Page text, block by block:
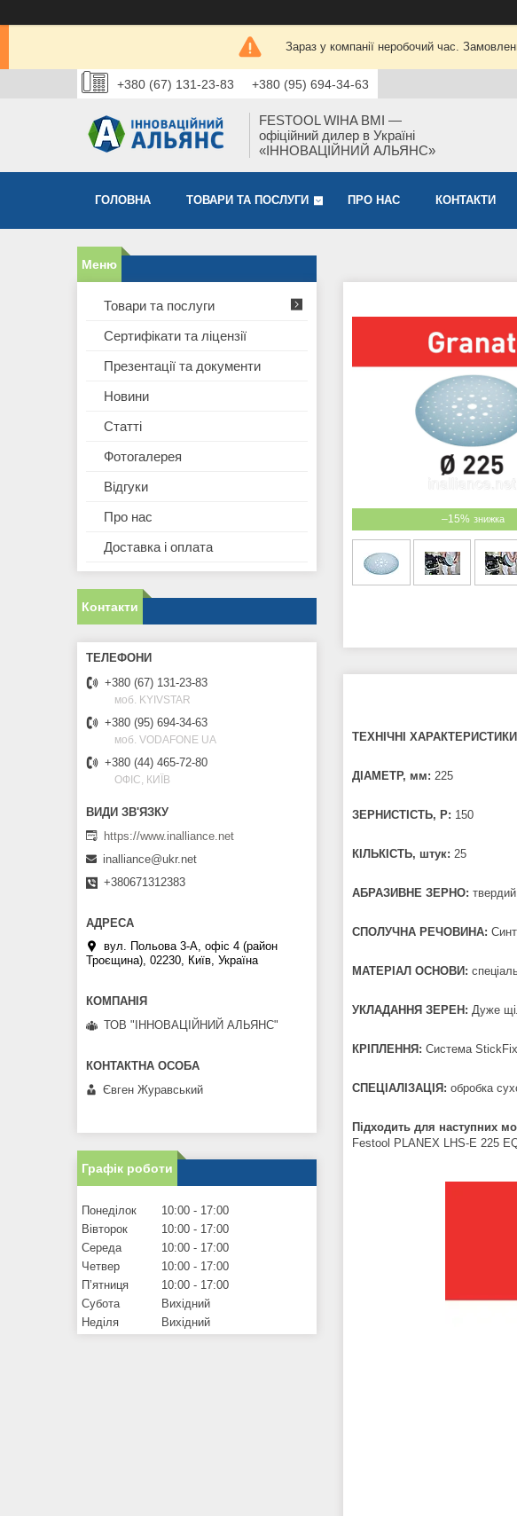
Зараз у компанії неробочий час.
+380 (67) 131-23-83 +380 (95) 694-34-63
FESTOOL WIHA BMI —
офіційний дилер в Україні
«ІННОВАЦІЙНИЙ АЛЬЯНС»
ГОЛОВНА ТОВАРИ ТА ПОСЛУГИ ПРО НАС КОНТАКТИ
–15%
ТЕХНІЧНІ
ДІАМЕТР, мм: 225
ЗЕРНИСТІСТЬ, Р: 150
КІЛЬКІСТЬ, штук: 25
АБРАЗИВНЕ ЗЕРНО:
СПОЛУЧНА РЕЧОВИНА:
МАТЕРІАЛ ОСНОВИ:
УКЛАДАННЯ ЗЕРЕН: Дуже
КРІПЛЕННЯ: Система
СПЕЦІАЛІЗАЦІЯ: обробка
Підходить для наступних
Festool PLANEX LHS-E 225
Товари та послуги
Сертифікати та ліцензії
Презентації та документи
Новини
Статті
Фотогалерея
Відгуки
Про нас
Доставка і оплата
Контакти
+380 (67) 131-23-83
моб. KYIVSTAR
+380 (95) 694-34-63
моб. VODAFONE UA
+380 (44) 465-72-80
ОФІС, КИЇВ
https://www.inalliance.net
inalliance@ukr.net
+380671312383
вул. Польова 3-А, офіс 4 (район
Троєщина), 02230, Київ, Україна
ТОВ "ІННОВАЦІЙНИЙ АЛЬЯНС"
Євген Журавський
Графік роботи
Понеділок 10:00
17:00
Вівторок
10:00
17:00
Середа
10:00
17:00
Четвер
10:00
17:00
Пʼятниця
10:00
17:00
Субота
Вихідний
Неділя
Вихідний